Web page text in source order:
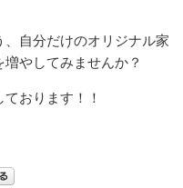
自分だけのオリジナル家
やしてみませんか？
おります！！